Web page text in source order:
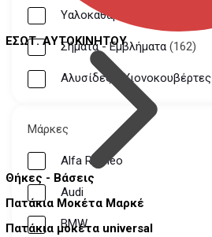
ΕΣΩΤ. ΑΥΤΟΚΙΝΗΤΟΥ
Θήκες - Βάσεις
Πατάκια Μοκέτα Μαρκέ
Πατάκια μοκέτα universal
Υαλοκαθαριστήρες
Σήματα - Εμβλήματα (162)
Αλυσίδες - Χιονοκουβέρτες
Μάρκες
Alfa Romeo
Audi
BMW